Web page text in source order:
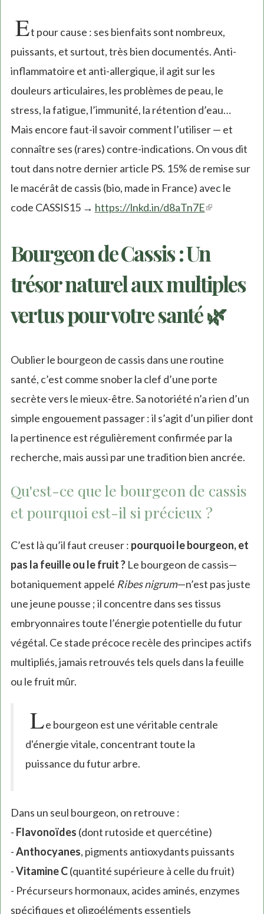
Et pour cause : ses bienfaits sont nombreux,
puissants, et surtout, très bien documentés. Anti-
inflammatoire et anti-allergique, il agit sur les
douleurs articulaires, les problèmes de peau, le
stress, la fatigue, l’immunité, la rétention d’eau…
Mais encore faut-il savoir comment l’utiliser — et
connaître ses (rares) contre-indications. On vous dit
tout dans notre dernier article PS. 15% de remise sur
le macérât de cassis (bio, made in France) avec le
code CASSIS15 → https://lnkd.in/d8aTn7E(link
Bourgeon de Cassis : Un
trésor naturel aux multiples
vertus pour votre santé 🌿
Oublier le bourgeon de cassis dans une routine
santé, c’est comme snober la clef d’une porte
secrète vers le mieux-être. Sa notoriété n’a rien d’un
simple engouement passager : il s’agit d’un pilier dont
la pertinence est régulièrement confirmée par la
recherche, mais aussi par une tradition bien ancrée.
Qu'est-ce que le bourgeon de cassis
et pourquoi est-il si précieux ?
C’est là qu’il faut creuser : pourquoi le bourgeon, et
pas la feuille ou le fruit ?Le bourgeon de cassis—
botaniquement appelé Ribes nigrum—n’est pas juste
une jeune pousse ; il concentre dans ses tissus
embryonnaires toute l’énergie potentielle du futur
végétal. Ce stade précoce recèle des principes actifs
multipliés, jamais retrouvés tels quels dans la feuille
ou le fruit mûr.
Le bourgeon est une véritable centrale
d'énergie vitale, concentrant toute la
puissance du futur arbre.
Dans un seul bourgeon, on retrouve :
- Flavonoïdes (dont rutoside et quercétine)
-Anthocyanes, pigments antioxydants puissants
-Vitamine C(quantité supérieure à celle du fruit)
- Précurseurs hormonaux, acides aminés, enzymes
spécifiques et oligoéléments essentiels